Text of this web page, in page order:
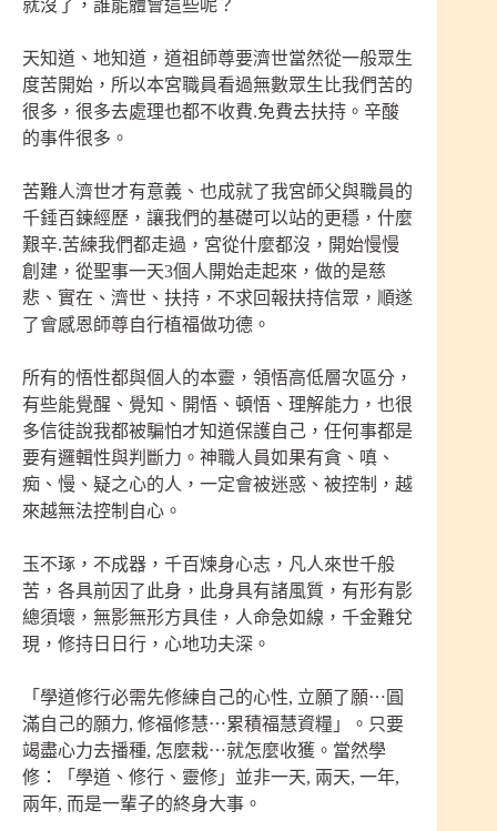
就沒了，誰能體會這些呢？
天知道、地知道，道祖師尊要濟世當然從一般眾生
度苦開始，所以本宮職員看過無數眾生比我們苦的
很多，很多去處理也都不收費.免費去扶持。辛酸
的事件很多。
苦難人濟世才有意義、也成就了我宮師父與職員的
千錘百鍊經歷，讓我們的基礎可以站的更穩，什麼
艱辛.苦練我們都走過，宮從什麼都沒，開始慢慢
創建，從聖事一天3個人開始走起來，做的是慈
悲、實在、濟世、扶持，不求回報扶持信眾，順遂
了會感恩師尊自行植福做功德。
所有的悟性都與個人的本靈，領悟高低層次區分，
有些能覺醒、覺知、開悟、頓悟、理解能力，也很
多信徒說我都被騙怕才知道保護自己，任何事都是
要有邏輯性與判斷力。神職人員如果有貪、嗔、
痴、慢、疑之心的人，一定會被迷惑、被控制，越
來越無法控制自心。
玉不琢，不成器，千百煉身心志，凡人來世千般
苦，各具前因了此身，此身具有諸風質，有形有影
總須壞，無影無形方具佳，人命急如線，千金難兌
現，修持日日行，心地功夫深。
「學道修行必需先修練自己的心性, 立願了願⋯圓
滿自己的願力, 修福修慧⋯累積福慧資糧」。只要
竭盡心力去播種, 怎麼栽⋯就怎麼收獲。當然學
修：「學道、修行、靈修」並非一天, 兩天, 一年,
兩年, 而是一輩子的終身大事。